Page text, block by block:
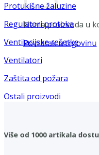
Nema proizvoda u
Povratak u trgovinu
Protukišne žaluzine
Regulatori protoka
Ventilacijske rešetke
Ventilatori
Zaštita od požara
Ostali proizvodi
Više od 1000 artikala